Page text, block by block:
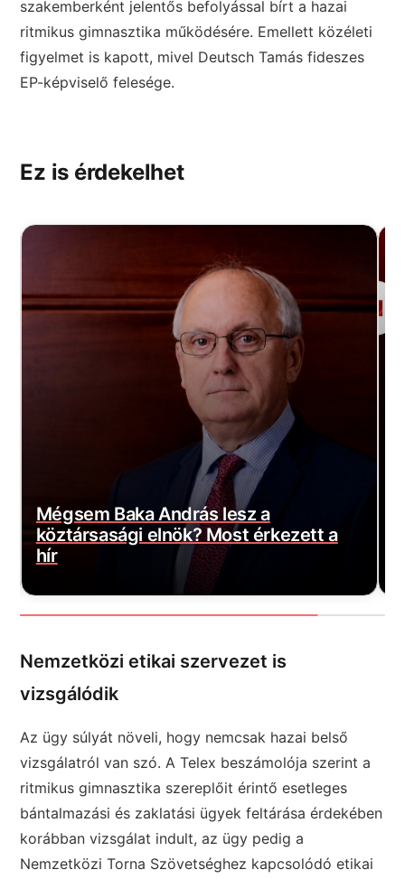
szakemberként jelentős befolyással bírt a hazai
ritmikus gimnasztika működésére. Emellett közéleti
figyelmet is kapott, mivel Deutsch Tamás fideszes
EP-képviselő felesége.
Ez is érdekelhet
Nem hallhatjuk őt többé az ATV-n:
ikonikus szereplő halálhírét jelentették
be
Nemzetközi etikai szervezet is
vizsgálódik
Az ügy súlyát növeli, hogy nemcsak hazai belső
vizsgálatról van szó. A Telex beszámolója szerint a
ritmikus gimnasztika szereplőit érintő esetleges
bántalmazási és zaklatási ügyek feltárása érdekében
korábban vizsgálat indult, az ügy pedig a
Nemzetközi Torna Szövetséghez kapcsolódó etikai